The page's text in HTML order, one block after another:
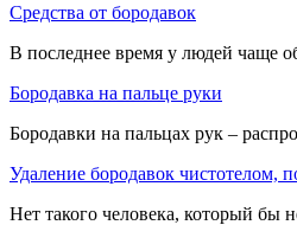
Средства от бородавок
В последнее время у людей чаще
Бородавка на пальце руки
Бородавки на пальцах рук –
Удаление бородавок чистотелом,
Нет такого человека, который бы